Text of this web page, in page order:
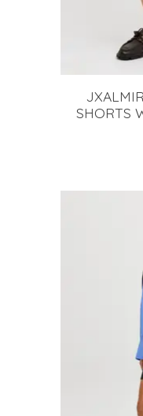
SHORTS